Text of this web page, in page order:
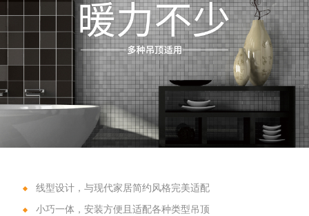
线型设计，与现代家居简约风格完美适配
小巧一体，安装方便且适配各种类型吊顶